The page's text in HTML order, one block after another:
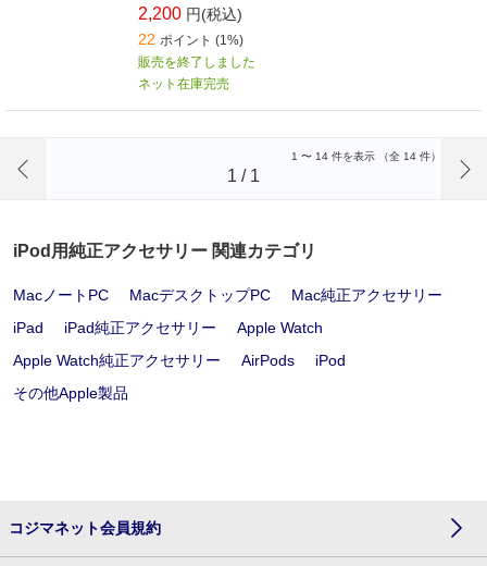
2,200 円(税込)
22 ポイント (1%)
販売を終了しました
ネット在庫完売
1 〜 14 件を表示 （全 14 件）
1 / 1
iPod用純正アクセサリー 関連カテゴリ
MacノートPC MacデスクトップPC
Mac純正アクセサリー
iPad
iPad純正アクセサリー
Apple Watch
Apple Watch純正アクセサリー
AirPods
iPod
その他Apple製品
コジマネット会員規約